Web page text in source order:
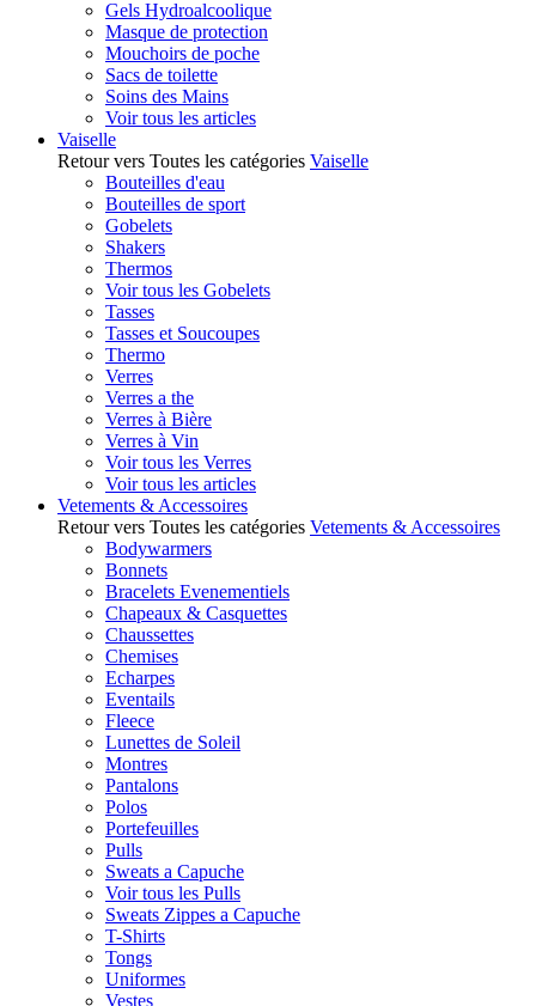
Gels Hydroalcoolique
Masque de protection
Mouchoirs de poche
Sacs de toilette
Soins des Mains
Voir tous les articles
Vaiselle
Retour vers Toutes les catégories Vaiselle
Bouteilles d'eau
Bouteilles de sport
Gobelets
Shakers
Thermos
Voir tous les Gobelets
Tasses
Tasses et Soucoupes
Thermo
Verres
Verres a the
Verres à Bière
Verres à Vin
Voir tous les Verres
Voir tous les articles
Vetements & Accessoires
Retour vers Toutes les catégories Vetements & Accessoires
Bodywarmers
Bonnets
Bracelets Evenementiels
Chapeaux & Casquettes
Chaussettes
Chemises
Echarpes
Eventails
Fleece
Lunettes de Soleil
Montres
Pantalons
Polos
Portefeuilles
Pulls
Sweats a Capuche
Voir tous les Pulls
Sweats Zippes a Capuche
T-Shirts
Tongs
Uniformes
Vestes